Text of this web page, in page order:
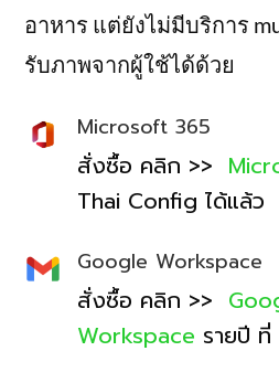
อาหาร แต่ยังไม่มีบริการ
รับภาพจากผู้ใช้ได้ด้วย
Microsoft 365
สั่งซื้อ คลิก >>
Thai Config ได้แล้ว
Google Workspace
สั่งซื้อ คลิก >>
Workspace รายปี